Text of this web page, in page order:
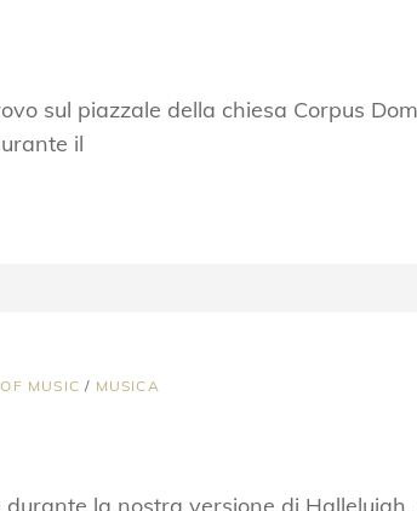
sul piazzale della chiesa Corpus
il
MUSIC / MUSICA